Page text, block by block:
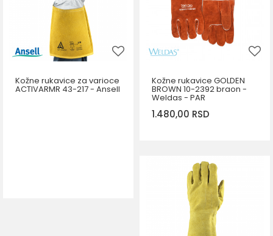
Kožne rukavice za varioce
ACTIVARMR 43-217 - Ansell
Kožne rukavice GOLDEN
BROWN 10-2392 braon -
Weldas - PAR
1.480,00 RSD
DODAJ U KORPU